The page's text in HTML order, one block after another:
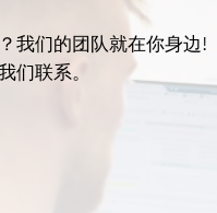
我们的团队就在你身边!
们联系。